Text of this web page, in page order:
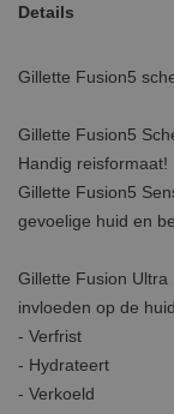
Details
Gillette Fusion5
Gillette Fusion5
Handig reisformaat!
Gillette Fusion5
gevoelige huid en
Gillette Fusion
invloeden op de
- Verfrist
- Hydrateert
- Verkoeld